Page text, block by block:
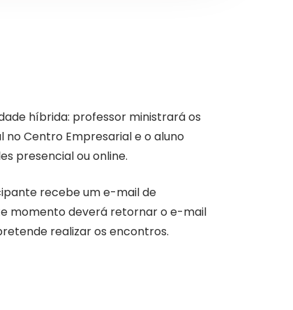
híbrida: professor ministrará os
Centro Empresarial e o aluno
presencial ou online.
recebe um e-mail de
momento deverá retornar o e-mail
realizar os encontros.